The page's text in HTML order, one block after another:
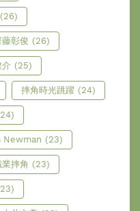
(26)
藤彰俊 (26)
(25)
摔角時光跳躍 (24)
Newman (23)
摔角 (23)